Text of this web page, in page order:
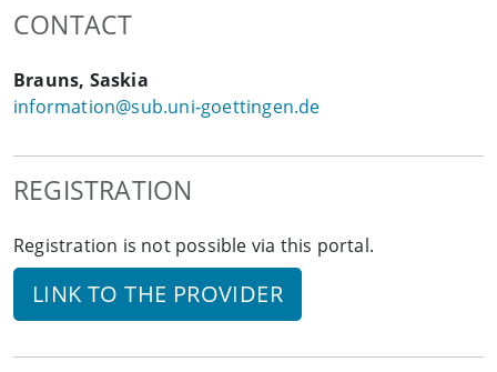
CONTACT
Brauns, Saskia
information@sub.uni-goettingen.de
REGISTRATION
Registration is not possible via this portal.
LINK TO THE PROVIDER